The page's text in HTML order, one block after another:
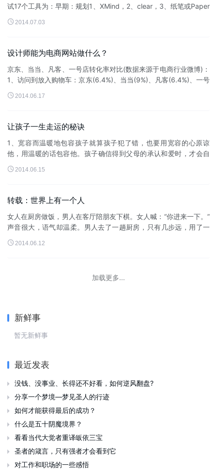
试17个工具为：早期：规划1、XMind，2、clear，3、纸笔或Paper
by 53前期：沟通4、Keynote & PPT，5...
 2014.07.03
设计师能为电商网站做什么？
京东、当当、凡客、一号店转化率对比(数据来源于电商行业微博)：
1、访问到放入购物车：京东(6.4%)、当当(9%)、凡客(6.4%)、一号
店(7.7%)2、放入购物车到下单：京东(38.9%)、当当(...
 2014.06.17
让孩子一生走运的秘诀
1、宽容而温暖地包容孩子就算孩子犯了错，也要用宽容的心原谅
他，用温暖的话包容他。孩子确信得到父母的承认和爱时，才会自
己 有信心，运气才会发芽。2、拥有具有信念的教育哲学害怕孩子落
在别人后面，强迫孩子学...
 2014.06.15
转载：世界上有一个人
女人在厨房做饭，男人在客厅陪朋友下棋。女人喊：“你进来一下。”
声音很大，语气却温柔。男人去了一趟厨房，­只有几步远，用了一
溜小跑。­出来时，­他拿着切开...
 2014.06.12
加载更多...
新鲜事
暂无新鲜事
最近发表
 没钱、没事业、长得还不好看，如何逆风翻盘?
 分享一个梦境—梦见圣人的行迹
 如何才能获得最后的成功？
 什么是五十阴魔境界？
 看看当代大觉者重译皈依三宝
 圣者的箴言，只有强者才会看到它
 对工作和职场的一些感悟